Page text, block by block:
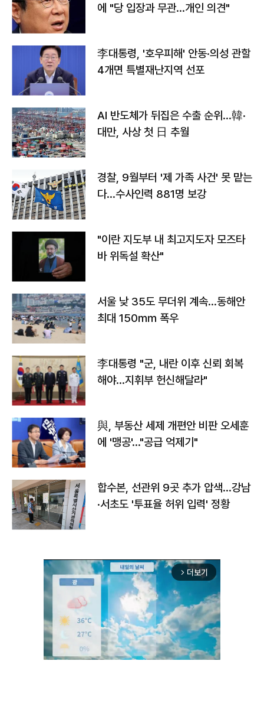
에 "당 입장과 무관…개인 의견"
李대통령, '호우피해' 안동·의성 관할
4개면 특별재난지역 선포
AI 반도체가 뒤집은 수출 순위…韓·
대만, 사상 첫 日 추월
경찰, 9월부터 '제 가족 사건' 못 맡는
다…수사인력 881명 보강
"이란 지도부 내 최고지도자 모즈타
바 위독설 확산"
서울 낮 35도 무더위 계속…동해안
최대 150㎜ 폭우
李대통령 "군, 내란 이후 신뢰 회복
해야…지휘부 헌신해달라"
與, 부동산 세제 개편안 비판 오세훈
에 '맹공'…"공급 억제기"
합수본, 선관위 9곳 추가 압색…강남
·서초도 '투표율 허위 입력' 정황
arrow_forward_ios 더보기